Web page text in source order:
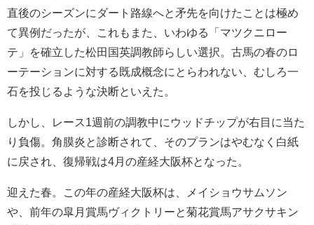
直後のシーズンにダート路線へと矛先を向けたことは極め
て異例だったが、これもまた、いわゆる「マツクニロー
テ」を確立した松田国英調教師らしい選択。古馬の春のロ
ーテーションに対する既成概念にとらわれない、むしろ一
石を投じるような決断といえた。
しかし、レース1週前の調教中にウッドチップが右目に当た
り負傷。角膜炎と診断されて、そのプランはやむなく白紙
に戻され、復帰戦は4月の産経大阪杯となった。
迎えた春。この年の産経大阪杯は、メイショウサムソン
や、前年の皐月賞馬ヴィクトリーと菊花賞馬アサクサキン